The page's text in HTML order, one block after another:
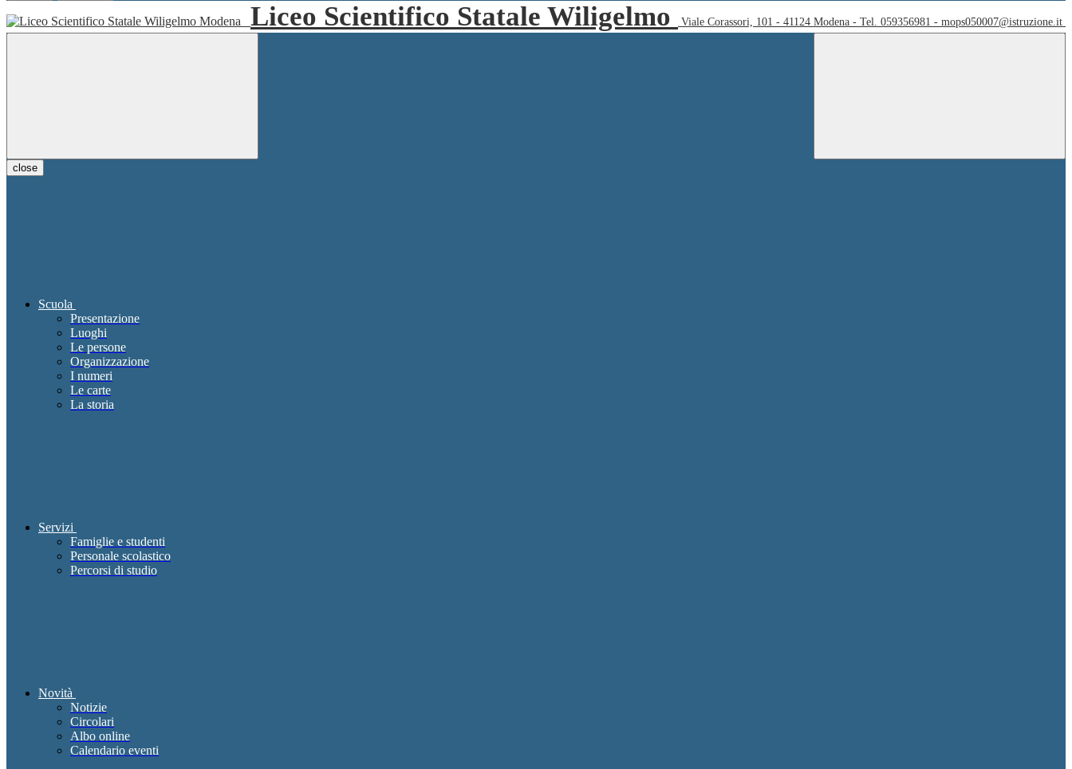
Liceo Scientifico Statale Wiligelmo Viale Corassori, 101 - 41124 Modena - Tel. 059356981 - mops050007@istruzione.it
close
Scuola
Presentazione
Luoghi
Le persone
Organizzazione
I numeri
Le carte
La storia
Servizi
Famiglie e studenti
Personale scolastico
Percorsi di studio
Novità
Notizie
Circolari
Albo online
Calendario eventi